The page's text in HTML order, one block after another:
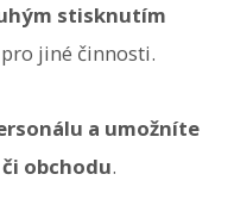
stisknutím
jiné činnosti.
a umožníte
obchodu.